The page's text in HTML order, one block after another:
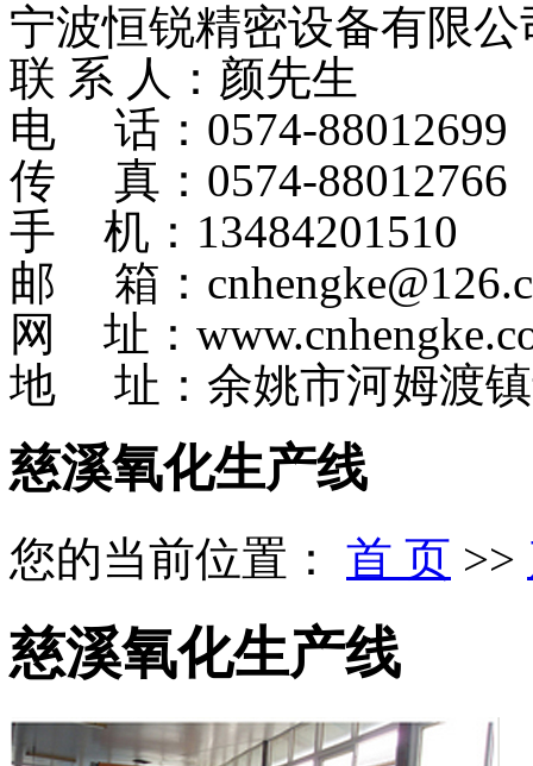
宁波恒锐精密设备有限公
联 系 人：颜先生
电 话：0574-88012699
传 真：0574-88012766
手 机：13484201510
邮 箱：
网 址：
地 址：余姚市河姆渡镇
慈溪氧化生产线
您的当前位置： 首 页 >>
慈溪氧化生产线